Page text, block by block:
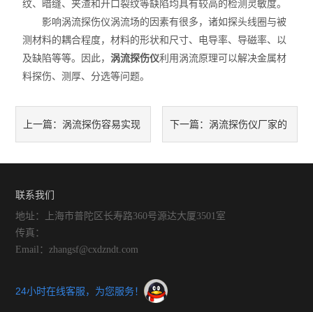
纹、暗缝、夹渣和开口裂纹等缺陷均具有较高的检测灵敏度。
影响涡流探伤仪涡流场的因素有很多，诸如探头线圈与被
测材料的耦合程度，材料的形状和尺寸、电导率、导磁率、以
及缺陷等等。因此，涡流探伤仪利用涡流原理可以解决金属材
料探伤、测厚、分选等问题。
上一篇：涡流探伤容易实现 下一篇： 涡流探伤仪厂家的
联系我们
地址：上海市普陀区长寿路360号源达大厦3501室
传真：
Email：zhangsf@cxdzndt.com
24小时在线客服，为您服务！